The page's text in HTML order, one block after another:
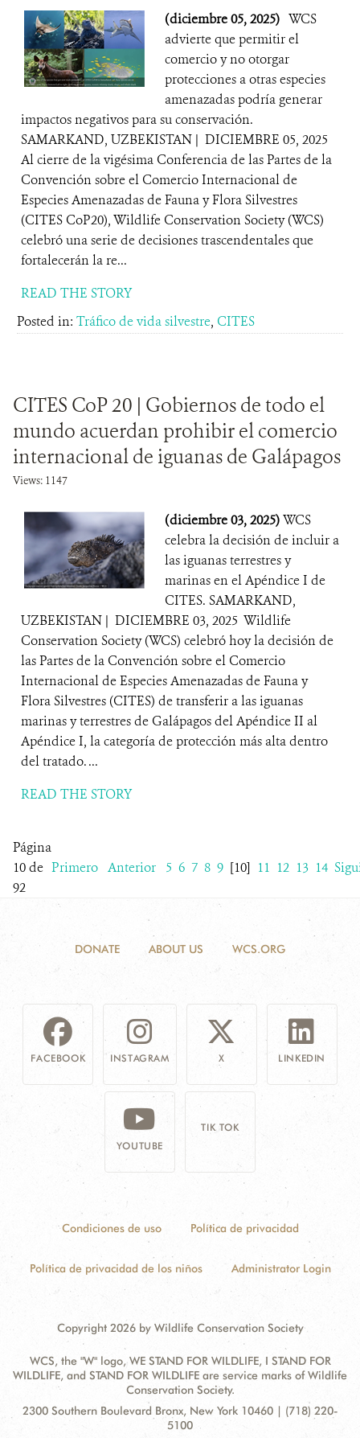
(diciembre 05, 2025) WCS
advierte que permitir el
comercio y no otorgar
protecciones a otras especies
amenazadas podría generar
impactos negativos para su conservación.
SAMARKAND, UZBEKISTAN | DICIEMBRE 05, 2025
Al cierre de la vigésima Conferencia de las Partes de la
Convención sobre el Comercio Internacional de
Especies Amenazadas de Fauna y Flora Silvestres
(CITES CoP20), Wildlife Conservation Society (WCS)
celebró una serie de decisiones trascendentales que
fortalecerán la re...
READ THE STORY
Posted in: Tráfico de vida silvestre, CITES
CITES CoP 20 | Gobiernos de todo el
mundo acuerdan prohibir el comercio
internacional de iguanas de Galápagos
Views: 1147
(diciembre 03, 2025)WCS
celebra la decisión de incluir a
las iguanas terrestres y
marinas en el Apéndice I de
CITES. SAMARKAND,
UZBEKISTAN | DICIEMBRE 03, 2025 Wildlife
Conservation Society (WCS) celebró hoy la decisión de
las Partes de la Convención sobre el Comercio
Internacional de Especies Amenazadas de Fauna y
Flora Silvestres (CITES) de transferir a las iguanas
marinas y terrestres de Galápagos del Apéndice II al
Apéndice I, la categoría de protección más alta dentro
del tratado. ...
READ THE STORY
Página
10 de
92
Primero Anterior 5 6 7 8 9 [10] 11 12 13 14
DONATE ABOUT US WCS.ORG
FACEBOOK INSTAGRAM X LINKEDIN
YOUTUBE
TIK TOK
Condiciones de uso Política de privacidad
Política de privacidad de los niños Administrator Login
Copyright 2026 by Wildlife Conservation Society
WCS, the "W" logo, WE STAND FOR WILDLIFE, I STAND FOR
WILDLIFE, and STAND FOR WILDLIFE are service marks of Wildlife
Conservation Society.
Contact
Address:
2300 Southern Boulevard Bronx, New York 10460 | (718) 220-
5100